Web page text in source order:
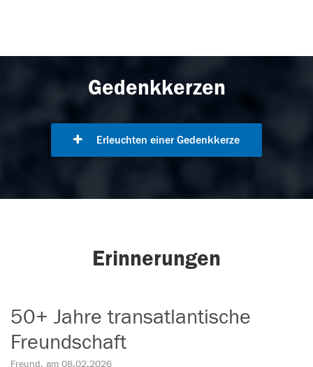
Gedenkkerzen
Erleuchten einer Gedenkkerze
Erinnerungen
50+ Jahre transatlantische
Freundschaft
Freund, am 08.02.2026